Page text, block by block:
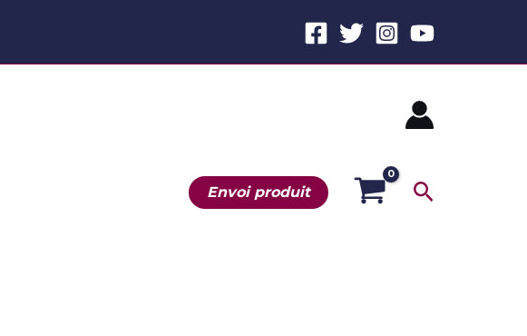
Envoi produit